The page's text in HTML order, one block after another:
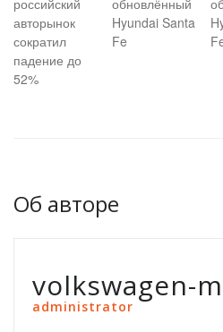
российский
авторынок
сократил
падение до
52%
обновлённый
Hyundai Santa
Fe
Об авторе
volkswagen-
administrator